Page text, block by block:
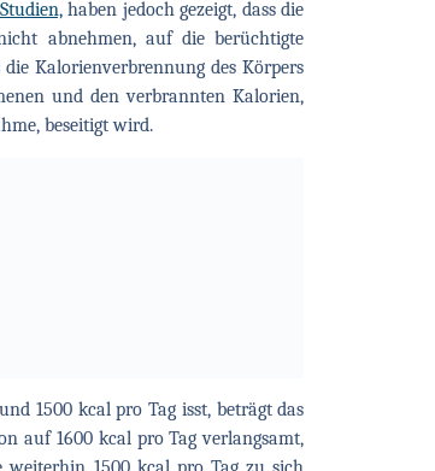
haben jedoch gezeigt, dass die
abnehmen, auf die berüchtigte
Kalorienverbrennung des Körpers
und den verbrannten Kalorien,
beseitigt wird.
1500 kcal pro Tag isst, beträgt das
auf 1600 kcal pro Tag verlangsamt,